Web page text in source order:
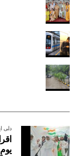
،موسم ،رینو
خواتین مزدوروں نے
منیجر نے ادا
ہے کہ مزدوری کی
بدسلوکی کی گئی
پروجیکٹ منیجر
والے تحریر کی
شروع کردی ہے ۔
دلی